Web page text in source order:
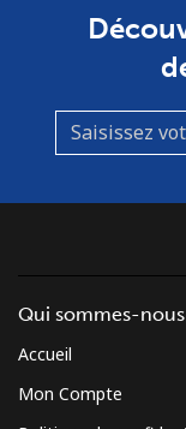
Qui sommes-nous
Accueil
Mon Compte